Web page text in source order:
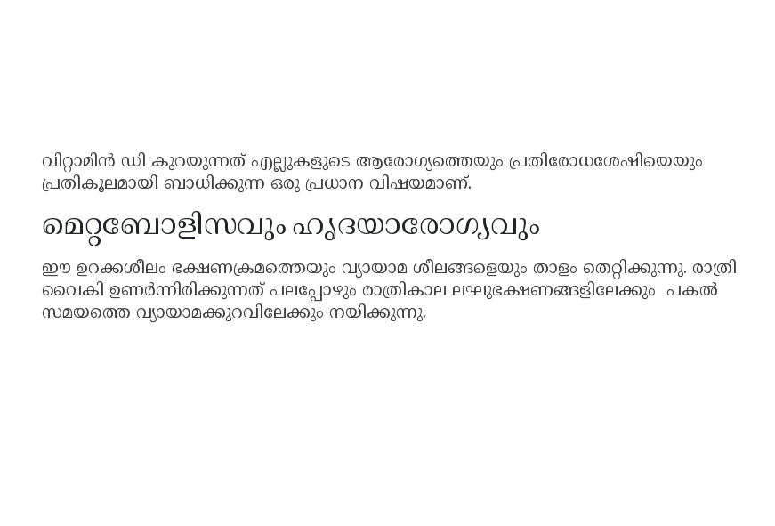
വിറ്റാമിൻ ഡി കുറയുന്നത് എല്ലുകളുടെ ആരോഗ്യത്തെയും പ്രതിരോധശേഷിയെയും
പ്രതികൂലമായി ബാധിക്കുന്ന ഒരു പ്രധാന വിഷയമാണ്.
മെറ്റബോളിസവും ഹൃദയാരോഗ്യവും
ഈ ഉറക്കശീലം ഭക്ഷണക്രമത്തെയും വ്യായാമ ശീലങ്ങളെയും താളം തെറ്റിക്കുന്നു. രാത്രി
വൈകി ഉണർന്നിരിക്കുന്നത് പലപ്പോഴും രാത്രികാല ലഘുഭക്ഷണങ്ങളിലേക്കും പകൽ
സമയത്തെ വ്യായാമക്കുറവിലേക്കും നയിക്കുന്നു.